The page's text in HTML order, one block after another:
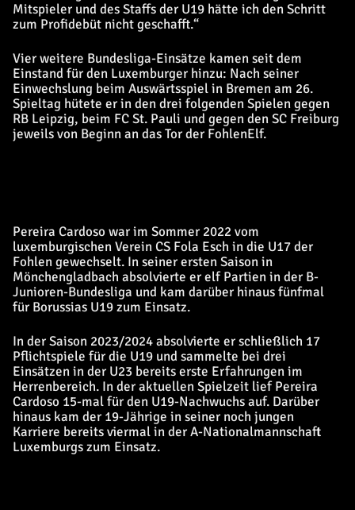
Mitspieler und des Staffs der U19 hätte ich den Schritt
zum Profidebüt nicht geschafft.“
Vier weitere Bundesliga-Einsätze kamen seit dem
Einstand für den Luxemburger hinzu: Nach seiner
Einwechslung beim Auswärtsspiel in Bremen am 26.
Spieltag hütete er in den drei folgenden Spielen gegen
RB Leipzig, beim FC St. Pauli und gegen den SC Freiburg
jeweils von Beginn an das Tor der FohlenElf.
Pereira Cardoso war im Sommer 2022 vom
luxemburgischen Verein CS Fola Esch in die U17 der
Fohlen gewechselt. In seiner ersten Saison in
Mönchengladbach absolvierte er elf Partien in der B-
Junioren-Bundesliga und kam darüber hinaus fünfmal
für Borussias U19 zum Einsatz.
In der Saison 2023/2024 absolvierte er schließlich 17
Pflichtspiele für die U19 und sammelte bei drei
Einsätzen in der U23 bereits erste Erfahrungen im
Herrenbereich. In der aktuellen Spielzeit lief Pereira
Cardoso 15-mal für den U19-Nachwuchs auf. Darüber
hinaus kam der 19-Jährige in seiner noch jungen
Karriere bereits viermal in der A-Nationalmannschaft
Luxemburgs zum Einsatz.